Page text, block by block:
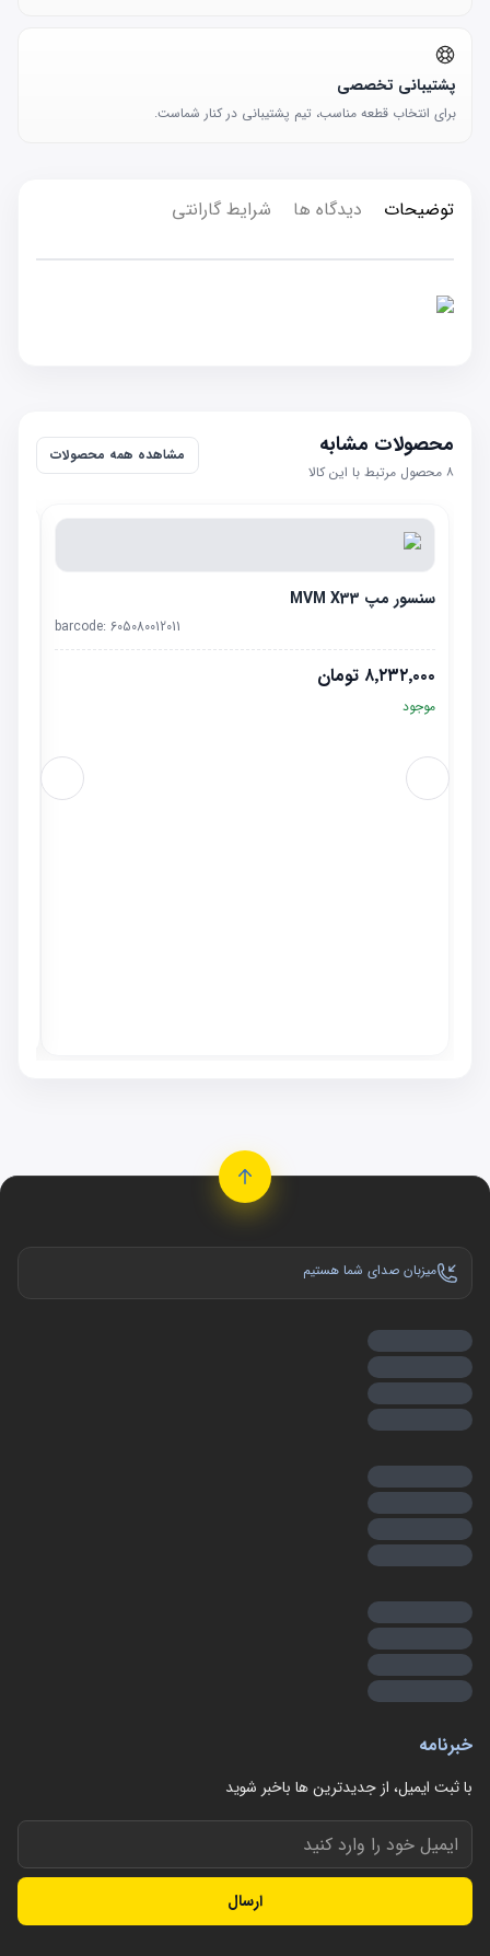
پشتیبانی تخصصی
برای انتخاب قطعه مناسب، تیم پشتیبانی در کنار شماست.
توضیحات دیدگاه ها شرایط گارانتی
محصولات مشابه
۸ محصول مرتبط با این کالا
مشاهده همه محصولات
سنسور مپ MVM X33
barcode: 605080012011
۸٬۲۳۲٬۰۰۰ تومان
موجود
میزبان صدای شما هستیم
خبرنامه
با ثبت ایمیل، از جدید‌ترین ها با‌خبر شوید
ارسال